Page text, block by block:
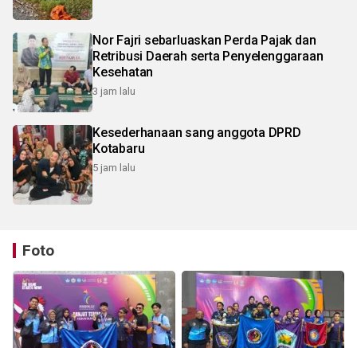
Nor Fajri sebarluaskan Perda Pajak dan
Retribusi Daerah serta Penyelenggaraan
Kesehatan
3 jam lalu
Kesederhanaan sang anggota DPRD
Kotabaru
5 jam lalu
Foto